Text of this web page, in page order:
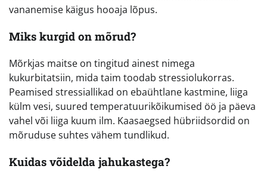
vananemise käigus hooaja lõpus.
Miks kurgid on mõrud?
Mõrkjas maitse on tingitud ainest nimega
kukurbitatsiin, mida taim toodab stressiolukorras.
Peamised stressiallikad on ebaühtlane kastmine, liiga
külm vesi, suured temperatuurikõikumised öö ja päeva
vahel või liiga kuum ilm. Kaasaegsed hübriidsordid on
mõruduse suhtes vähem tundlikud.
Kuidas võidelda jahukastega?